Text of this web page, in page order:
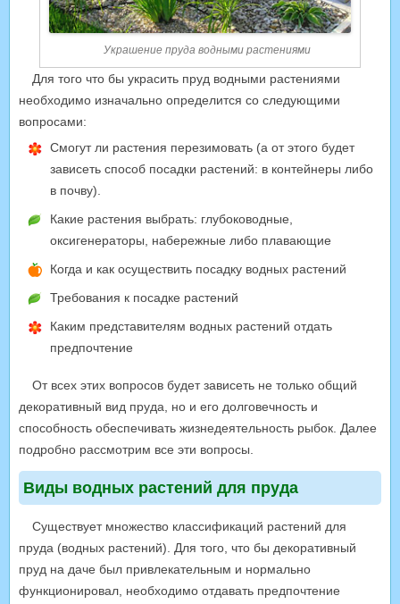
Украшение пруда водными растениями
Для того что бы украсить пруд водными растениями
необходимо изначально определится со следующими
вопросами:
Смогут ли растения перезимовать (а от этого будет
зависеть способ посадки растений: в контейнеры либо
в почву).
Какие растения выбрать: глубоководные,
оксигенераторы, набережные либо плавающие
Когда и как осуществить посадку водных растений
Требования к посадке растений
Каким представителям водных растений отдать
предпочтение
От всех этих вопросов будет зависеть не только общий
декоративный вид пруда, но и его долговечность и
способность обеспечивать жизнедеятельность рыбок. Далее
подробно рассмотрим все эти вопросы.
Виды водных растений для пруда
Существует множество классификаций растений для
пруда (водных растений). Для того, что бы декоративный
пруд на даче был привлекательным и нормально
функционировал, необходимо отдавать предпочтение